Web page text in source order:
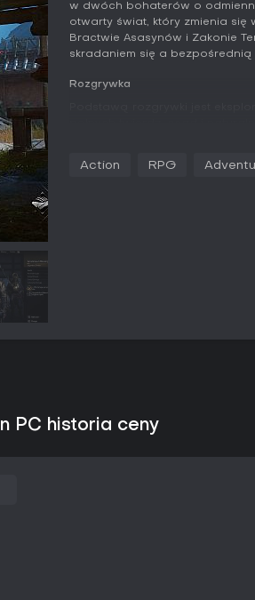
w dwóch bohaterów o
otwarty świat, który zmienia się
Bractwie Asasynów i Zakonie
skradaniem się a bezpośrednią
Rozgrywka
zwinność, parkour, hak do
oddychanie przez trzcinę pod
Personalizacja kryjówki daje
informacje, lokalizuje cele i
Twierdze i obozy zapewniają
Action RPG
PC historia ceny